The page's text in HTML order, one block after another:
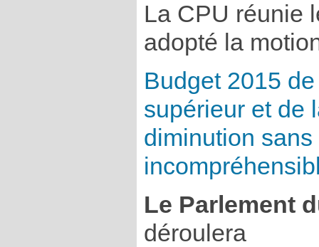
La CPU réunie
adopté la
Budget 2015
supérieur et de
diminution
Le Parlement
déroulera